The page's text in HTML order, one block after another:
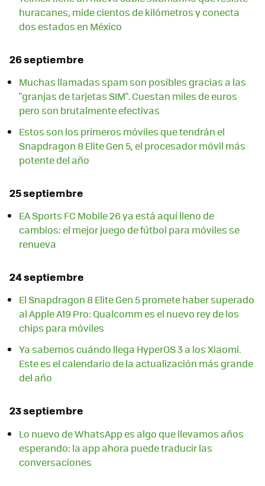
huracanes, mide cientos de kilómetros y conecta
dos estados en México
26 septiembre
Muchas llamadas spam son posibles gracias a las
"granjas de tarjetas SIM". Cuestan miles de euros
pero son brutalmente efectivas
Estos son los primeros móviles que tendrán el
Snapdragon 8 Elite Gen 5, el procesador móvil más
potente del año
25 septiembre
EA Sports FC Mobile 26 ya está aquí lleno de
cambios: el mejor juego de fútbol para móviles se
renueva
24 septiembre
El Snapdragon 8 Elite Gen 5 promete haber superado
al Apple A19 Pro: Qualcomm es el nuevo rey de los
chips para móviles
Ya sabemos cuándo llega HyperOS 3 a los Xiaomi.
Este es el calendario de la actualización más grande
del año
23 septiembre
Lo nuevo de WhatsApp es algo que llevamos años
esperando: la app ahora puede traducir las
conversaciones